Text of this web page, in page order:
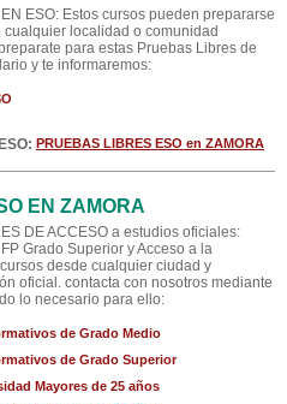
ESO: Estos cursos pueden prepararse
localidad o comunidad
para estas Pruebas Libres de
y te informaremos:
PRUEBAS LIBRES ESO en ZAMORA
EN ZAMORA
DE ACCESO a estudios oficiales:
Grado Superior y Acceso a la
desde cualquier ciudad y
oficial. contacta con nosotros mediante
lo necesario para ello:
de Grado Medio
de Grado Superior
Mayores de 25 años